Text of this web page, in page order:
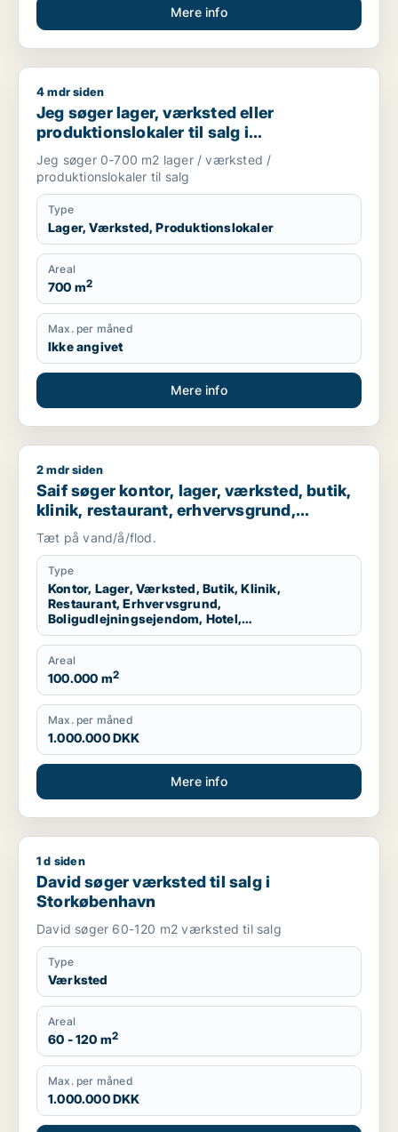
Mere info
Jeg søger lager, værksted eller produktionslokaler til salg i
4 mdr siden
Jeg søger lager, værksted eller
produktionslokaler til salg i
Storkøbenhavn
Jeg søger 0-700 m2 lager / værksted /
produktionslokaler til salg
Type
Lager, Værksted, Produktionslokaler
Areal
700 m2
Max. per måned
Ikke angivet
Mere info
Saif søger kontor, lager, værksted, butik, klinik, restaurant,
2 mdr siden
Saif søger kontor, lager, værksted, butik,
klinik, restaurant, erhvervsgrund,
boligudlejningsejendom, hotel,
produktionslokaler eller garage til salg i
Storkøbenhavn
Tæt på vand/å/flod.
Type
Kontor, Lager, Værksted, Butik, Klinik,
Restaurant, Erhvervsgrund,
Boligudlejningsejendom, Hotel,
Produktionslokaler, Garage
Areal
100.000 m2
Max. per måned
1.000.000 DKK
Mere info
David søger værksted til salg i Storkøbenhavn
1 d siden
David søger værksted til salg i
Storkøbenhavn
David søger 60-120 m2 værksted til salg
Type
Værksted
Areal
60 - 120 m2
Max. per måned
1.000.000 DKK